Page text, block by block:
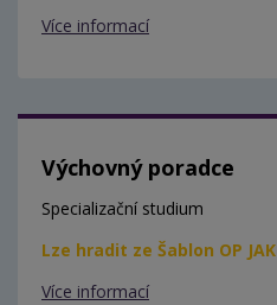
Více informací
Výchovný poradce
Specializační studium
Lze hradit ze Šablon OP JAK
Více informací